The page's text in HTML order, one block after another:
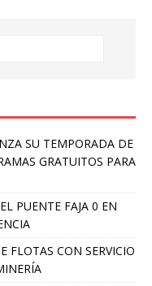
SU TEMPORADA DE
GRATUITOS PARA
PUENTE FAJA 0 EN
FLOTAS CON SERVICIO